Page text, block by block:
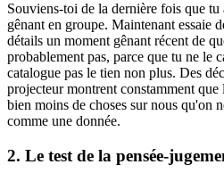
Souviens-toi de la dernière fois que tu
gênant en groupe. Maintenant essaie
détails un moment gênant récent de
probablement pas, parce que tu ne le
catalogue pas le tien non plus. Des
projecteur montrent constamment que
bien moins de choses sur nous qu'on
comme une donnée.
2. Le test de la pensée-